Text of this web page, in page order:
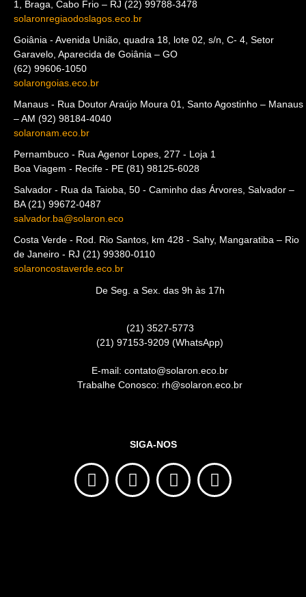
1, Braga, Cabo Frio – RJ (22) 99788-3478
solaronregiaodoslagos.eco.br
Goiânia - Avenida União, quadra 18, lote 02, s/n, C- 4, Setor
Garavelo, Aparecida de Goiânia – GO
(62) 99606-1050
solarongoias.eco.br
Manaus - Rua Doutor Araújo Moura 01, Santo Agostinho – Manaus
– AM (92) 98184-4040
solaronam.eco.br
Pernambuco - Rua Agenor Lopes, 277 - Loja 1
Boa Viagem - Recife - PE (81) 98125-6028
Salvador - Rua da Taioba, 50 - Caminho das Árvores, Salvador –
BA (21) 99672-0487
salvador.ba@solaron.eco
Costa Verde - Rod. Rio Santos, km 428 - Sahy, Mangaratiba – Rio
de Janeiro - RJ (21) 99380-0110
solaroncostaverde.eco.br
De Seg. a Sex. das 9h às 17h
(21) 3527-5773
(21) 97153-9209 (WhatsApp)
E-mail: contato@solaron.eco.br
Trabalhe Conosco: rh@solaron.eco.br
SIGA-NOS